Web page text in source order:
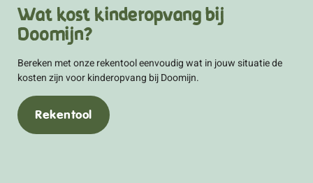
Wat kost kinderopvang bij
Doomijn?
Bereken met onze rekentool eenvoudig wat in jouw situatie de
kosten zijn voor kinderopvang bij Doomijn.
Rekentool